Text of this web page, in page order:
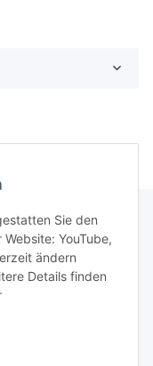
Sie den
YouTube,
ändern
Details finden